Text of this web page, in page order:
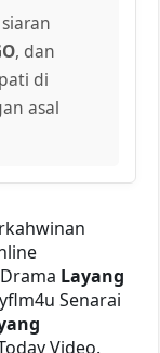
, dan
di
asal
Layang
Senarai
Video.